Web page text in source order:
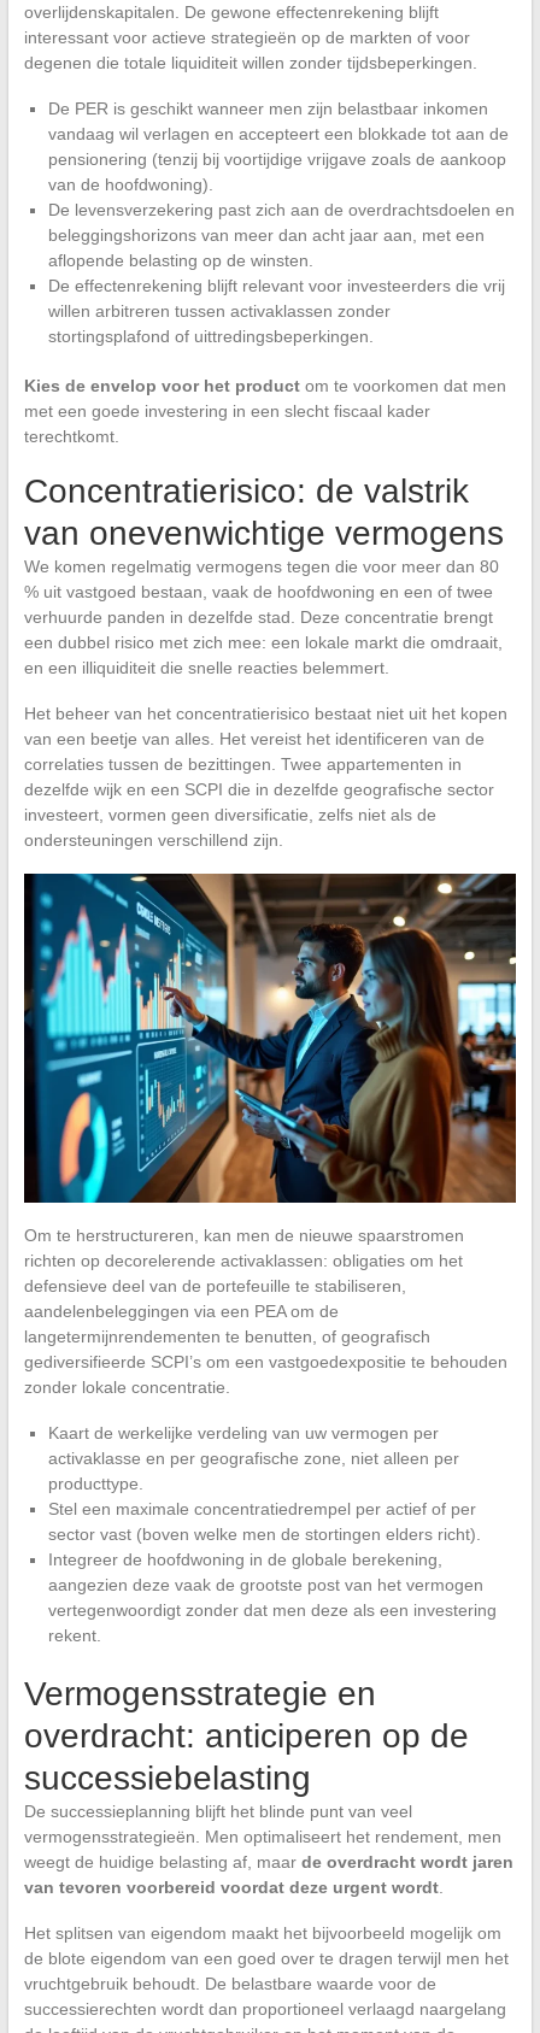
overlijdenskapitalen. De gewone effectenrekening blijft
interessant voor actieve strategieën op de markten of voor
degenen die totale liquiditeit willen zonder tijdsbeperkingen.
De PER is geschikt wanneer men zijn belastbaar inkomen
vandaag wil verlagen en accepteert een blokkade tot aan de
pensionering (tenzij bij voortijdige vrijgave zoals de aankoop
van de hoofdwoning).
De levensverzekering past zich aan de overdrachtsdoelen en
beleggingshorizons van meer dan acht jaar aan, met een
aflopende belasting op de winsten.
De effectenrekening blijft relevant voor investeerders die vrij
willen arbitreren tussen activaklassen zonder
stortingsplafond of uittredingsbeperkingen.
Kies de envelop voor het productom te voorkomen dat men
met een goede investering in een slecht fiscaal kader
terechtkomt.
Concentratierisico: de valstrik
van onevenwichtige vermogens
We komen regelmatig vermogens tegen die voor meer dan 80
% uit vastgoed bestaan, vaak de hoofdwoning en een of twee
verhuurde panden in dezelfde stad. Deze concentratie brengt
een dubbel risico met zich mee: een lokale markt die omdraait,
en een illiquiditeit die snelle reacties belemmert.
Het beheer van het concentratierisico bestaat niet uit het kopen
van een beetje van alles. Het vereist het identificeren van de
correlaties tussen de bezittingen. Twee appartementen in
dezelfde wijk en een SCPI die in dezelfde geografische sector
investeert, vormen geen diversificatie, zelfs niet als de
ondersteuningen verschillend zijn.
Om te herstructureren, kan men de nieuwe spaarstromen
richten op decorelerende activaklassen: obligaties om het
defensieve deel van de portefeuille te stabiliseren,
aandelenbeleggingen via een PEA om de
langetermijnrendementen te benutten, of geografisch
gediversifieerde SCPI’s om een vastgoedexpositie te behouden
zonder lokale concentratie.
Kaart de werkelijke verdeling van uw vermogen per
activaklasse en per geografische zone, niet alleen per
producttype.
Stel een maximale concentratiedrempel per actief of per
sector vast (boven welke men de stortingen elders richt).
Integreer de hoofdwoning in de globale berekening,
aangezien deze vaak de grootste post van het vermogen
vertegenwoordigt zonder dat men deze als een investering
rekent.
Vermogensstrategie en
overdracht: anticiperen op de
successiebelasting
De successieplanning blijft het blinde punt van veel
vermogensstrategieën. Men optimaliseert het rendement, men
weegt de huidige belasting af, maar de overdracht wordt jaren
van tevoren voorbereid voordat deze urgent wordt.
Het splitsen van eigendom maakt het bijvoorbeeld mogelijk om
de blote eigendom van een goed over te dragen terwijl men het
vruchtgebruik behoudt. De belastbare waarde voor de
successierechten wordt dan proportioneel verlaagd naargelang